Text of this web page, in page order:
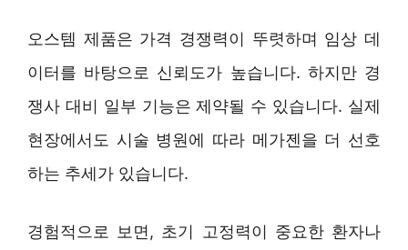
오스템 제품은 가격 경쟁력이 뚜렷하며 임상 데
이터를 바탕으로 신뢰도가 높습니다. 하지만 경
쟁사 대비 일부 기능은 제약될 수 있습니다. 실제
현장에서도 시술 병원에 따라 메가젠을 더 선호
하는 추세가 있습니다.
경험적으로 보면, 초기 고정력이 중요한 환자나